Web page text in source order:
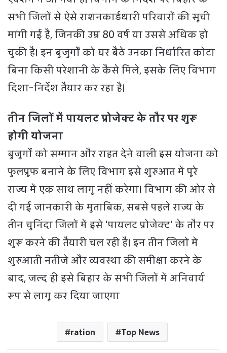
सभी जिलों से ऐसे राशनकार्डधारी परिवारों की सूची
मांगी गई है, जिनकी उम्र 80 वर्ष या उससे अधिक हो
चुकी है। इन बुजुर्गों को घर बैठे उनका निर्धारित कोटा
बिना किसी परेशानी के कैसे मिले, इसके लिए विभाग
दिशा-निर्देश तैयार कर रहा है।
तीन जिलों में पायलट प्रोजेक्ट के तौर पर शुरू
होगी योजना
बुजुर्गों को सम्मान और राहत देने वाली इस योजना को
फुलप्रूफ बनाने के लिए विभाग इसे शुरुआत में पूरे
राज्य में एक साथ लागू नहीं करेगा। विभाग की ओर से
दी गई जानकारी के मुताबिक, सबसे पहले राज्य के
तीन चुनिंदा जिलों में इसे 'पायलट प्रोजेक्ट' के तौर पर
शुरू करने की तैयारी चल रही है। इन तीन जिलों में
शुरुआती नतीजे और व्यवस्था की समीक्षा करने के
बाद, जल्द ही इसे बिहार के सभी जिलों में अनिवार्य
रूप से लागू कर दिया जाएगा
ration Top News